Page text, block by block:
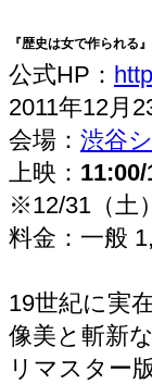
『歴史は女で作られる
公式HP：
2011年12月
会場： 渋谷
上映：
※12/31（土
料金：一般
19世紀に実
像美と斬新
リマスター